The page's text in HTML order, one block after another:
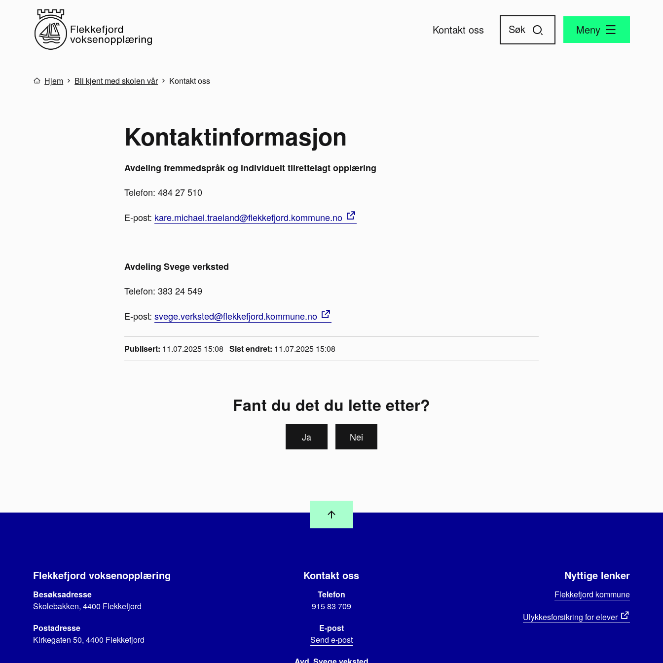
Kontakt oss Meny
Du er her:
Hjem Bli kjent med skolen vår Kontakt oss
Kontaktinformasjon
Avdeling fremmedspråk og individuelt tilrettelagt opplæring
Telefon: 484 27 510
E-post: kare.michael.traeland@flekkefjord.kommune.no
Avdeling Svege verksted
Telefon: 383 24 549
E-post: svege.verksted@flekkefjord.kommune.no
Publisert 11.07.2025 15:08 Sist endret 11.07.2025 15:08
Fant du det du lette etter?
Ja Nei
Flekkefjord voksenopplæring
Besøksadresse
Skolebakken, 4400 Flekkefjord
Postadresse
Kirkegaten 50, 4400 Flekkefjord
Kontakt oss
Telefon
915 83 709
E-post
Send e-post
Nyttige lenker
Flekkefjord kommune
Ulykkesforsikring for elever